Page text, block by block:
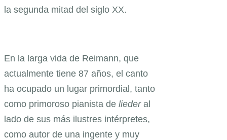
la segunda mitad del siglo XX.
En la larga vida de Reimann, que
actualmente tiene 87 años, el canto
ha ocupado un lugar primordial, tanto
como primoroso pianista de liederal
lado de sus más ilustres intérpretes,
como autor de una ingente y muy